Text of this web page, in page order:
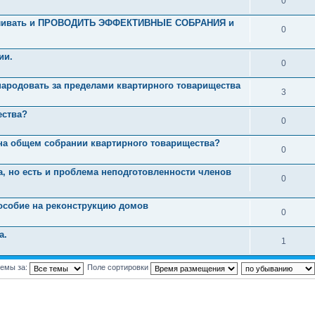
и ПРОВОДИТЬ ЭФФЕКТИВНЫЕ СОБРАНИЯ и
0
0
за пределами квартирного товарищества
3
0
общем собрании квартирного товарищества?
0
есть и проблема неподготовленности членов
0
на реконструкцию домов
0
1
за: Поле сортировки